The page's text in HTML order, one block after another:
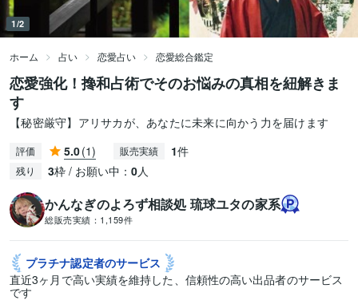
1/2
ホーム 占い 恋愛占い 恋愛総合鑑定
恋愛強化！搀和占術でそのお悩みの真相を紐解きま
す
【秘密厳守】アリサカが、あなたに未来に向かう力を届けます
評価 5.0(1) 販売実績 1件
残り 3枠 / お願い中： 0人
かんなぎのよろず相談処 琉球ユタの家系
総販売実績： 1,159件
プラチナ認定者のサービス
直近3ヶ月で高い実績を維持した、信頼性の高い出品者のサービス
です